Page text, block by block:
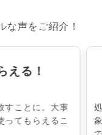
な声をご紹介！
える！
すことに。大事
ってもらえるこ